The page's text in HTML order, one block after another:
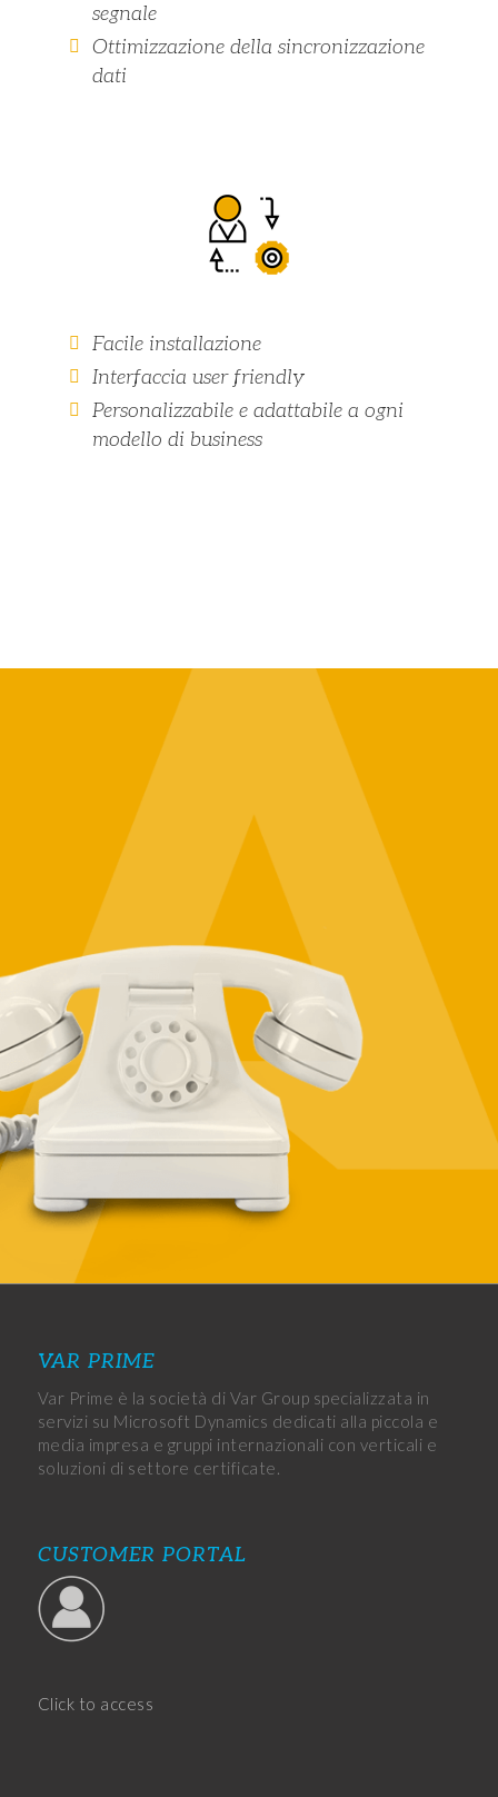
segnale
Ottimizzazione della sincronizzazione
dati
Facile installazione
Interfaccia user friendly
Personalizzabile e adattabile a ogni
modello di business
Vuoi maggiori
informazioni sulle
nostre soluzioni e su
come adattarle alle
esigenze specifiche
della tua azienda?
CONTATTACI!
VAR PRIME
Var Prime è la società di Var Group specializzata in
servizi su Microsoft Dynamics dedicati alla piccola e
media impresa e gruppi internazionali con verticali e
soluzioni di settore certificate.
CUSTOMER PORTAL
Click to access